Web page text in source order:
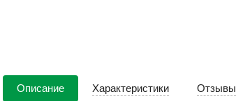
Описание Характеристики Отзывы